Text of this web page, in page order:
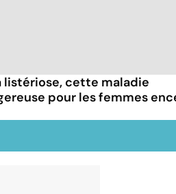
listériose, cette maladie
pour les femmes